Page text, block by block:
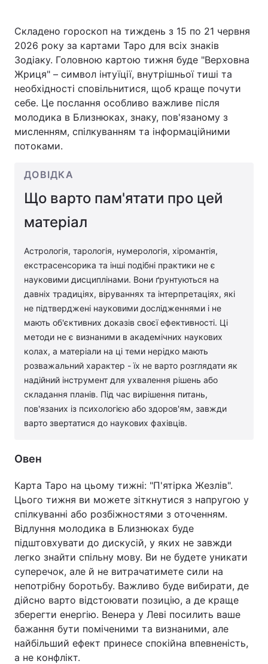
Складено гороскоп на тиждень з 15 по 21 червня
2026 року за картами Таро для всіх знаків
Зодіаку. Головною картою тижня буде "Верховна
Жриця" – символ інтуїції, внутрішньої тиші та
необхідності сповільнитися, щоб краще почути
себе. Це послання особливо важливе після
молодика в Близнюках, знаку, пов'язаному з
мисленням, спілкуванням та інформаційними
потоками.
ДОВІДКА
Що варто пам'ятати про цей
матеріал
Астрологія, тарологія, нумерологія, хіромантія,
екстрасенсорика та інші подібні практики не є
науковими дисциплінами. Вони ґрунтуються на
давніх традиціях, віруваннях та інтерпретаціях, які
не підтверджені науковими дослідженнями і не
мають об'єктивних доказів своєї ефективності. Ці
методи не є визнаними в академічних наукових
колах, а матеріали на ці теми нерідко мають
розважальний характер - їх не варто розглядати як
надійний інструмент для ухвалення рішень або
складання планів. Під час вирішення питань,
пов'язаних із психологією або здоров'ям, завжди
варто звертатися до наукових фахівців.
Овен
Карта Таро на цьому тижні: "П'ятірка Жезлів".
Цього тижня ви можете зіткнутися з напругою у
спілкуванні або розбіжностями з оточенням.
Відлуння молодика в Близнюках буде
підштовхувати до дискусій, у яких не завжди
легко знайти спільну мову. Ви не будете уникати
суперечок, але й не витрачатимете сили на
непотрібну боротьбу. Важливо буде вибирати, де
дійсно варто відстоювати позицію, а де краще
зберегти енергію. Венера у Леві посилить ваше
бажання бути поміченими та визнаними, але
найбільший ефект принесе спокійна впевненість,
а не конфлікт.